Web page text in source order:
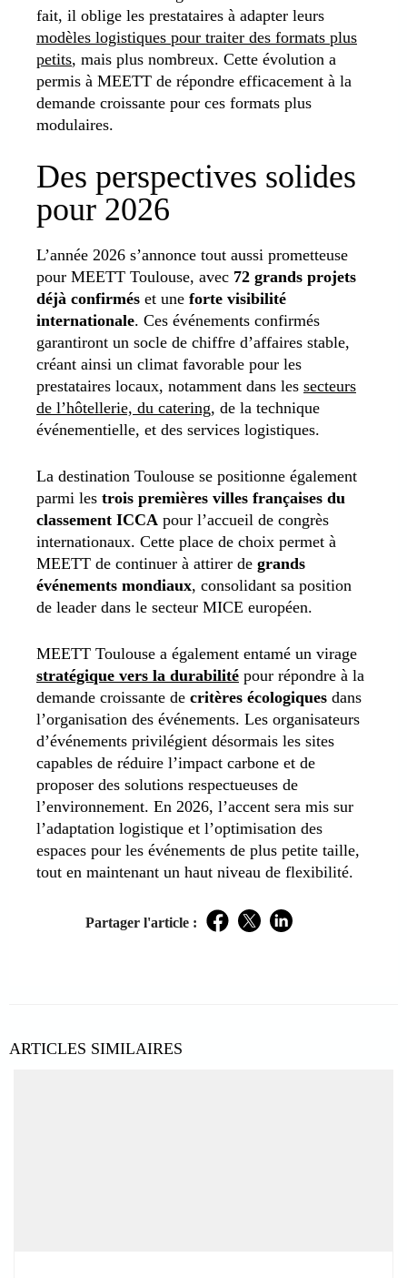
fait, il oblige les prestataires à adapter leurs
modèles logistiques pour traiter des formats plus
petits, mais plus nombreux. Cette évolution a
permis à MEETT de répondre efficacement à la
demande croissante pour ces formats plus
modulaires.
Des perspectives solides
pour 2026
L’année 2026 s’annonce tout aussi prometteuse
pour MEETT Toulouse, avec 72 grands projets
déjà confirmés et une forte visibilité
internationale. Ces événements confirmés
garantiront un socle de chiffre d’affaires stable,
créant ainsi un climat favorable pour les
prestataires locaux, notamment dans les secteurs
de l’hôtellerie, du catering, de la technique
événementielle, et des services logistiques.
La destination Toulouse se positionne également
parmi les trois premières villes françaises du
classement ICCA pour l’accueil de congrès
internationaux. Cette place de choix permet à
MEETT de continuer à attirer de grands
événements mondiaux, consolidant sa position
de leader dans le secteur MICE européen.
MEETT Toulouse a également entamé un virage
stratégique vers la durabilité pour répondre à la
demande croissante de critères écologiques dans
l’organisation des événements. Les organisateurs
d’événements privilégient désormais les sites
capables de réduire l’impact carbone et de
proposer des solutions respectueuses de
l’environnement. En 2026, l’accent sera mis sur
l’adaptation logistique et l’optimisation des
espaces pour les événements de plus petite taille,
tout en maintenant un haut niveau de flexibilité.
Partager l'article : Facebook
TwitterLinkedIn
ARTICLES SIMILAIRES